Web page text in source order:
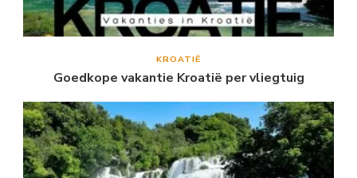
KROATIË
Goedkope vakantie Kroatië per vliegtuig